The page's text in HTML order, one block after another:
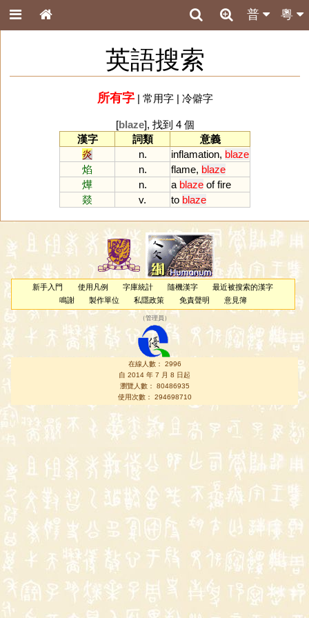
粵
普
英語搜索
所有字| 常用字| 冷僻字
[blaze], 找到 4 個
漢字
詞類
意義
炎
n. inflamation, blaze
焰
n. flame, blaze
燁
n. a blaze of fire
燚
v. to blaze
新手入門 使用凡例 字庫統計 隨機漢字
最近被搜索的漢字
鳴謝
製作單位 私隱政策 免責聲明 意見簿
（管理員 ）
在線人數： 2996
自 2014 年 7 月 8 日起
瀏覽人數： 80486935
使用次數： 294698710